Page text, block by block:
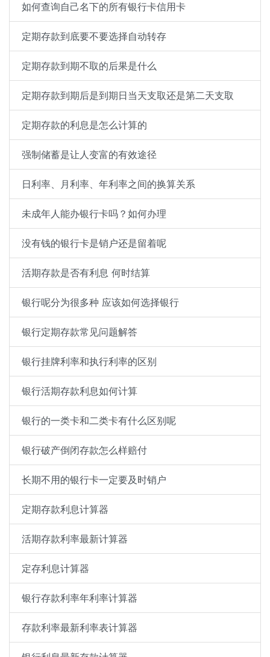
如何查询自己名下的所有银行卡信用卡
定期存款到底要不要选择自动转存
定期存款到期不取的后果是什么
定期存款到期后是到期日当天支取还是第二天支取
定期存款的利息是怎么计算的
强制储蓄是让人变富的有效途径
日利率、月利率、年利率之间的换算关系
未成年人能办银行卡吗？如何办理
没有钱的银行卡是销户还是留着呢
活期存款是否有利息 何时结算
银行呢分为很多种 应该如何选择银行
银行定期存款常见问题解答
银行挂牌利率和执行利率的区别
银行活期存款利息如何计算
银行的一类卡和二类卡有什么区别呢
银行破产倒闭存款怎么样赔付
长期不用的银行卡一定要及时销户
定期存款利息计算器
活期存款利率最新计算器
定存利息计算器
银行存款利率年利率计算器
存款利率最新利率表计算器